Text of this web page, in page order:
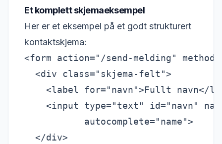
Et komplett skjemaeksempel
Her er et eksempel på et godt strukturert
kontaktskjema:
<form action="/send-melding"
  <div class="skjema-felt">
<label for="navn">Fullt navn</
<input type="text" id="navn"
           autocomplete="name">
  </div>